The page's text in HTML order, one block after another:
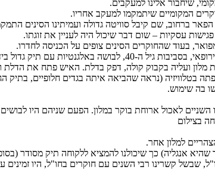
שיחבור אלינו למעקבים.
המקומיים שיתמקמו למעקב אחריו.
ברחוב, שם קיבל סוויטה גדולה ועמיתינו הסינים
עסקיות – שום דבר שיכול היה לעניין את זוגתו.
בעוד שהחוקרים הסינים צופים על הכניסה לחדרו.
בטלוויזיה (נראה שהביאה איתה בגדים חלופיים, בתיק
בה שימוש.
בצילום
למלון אחר.
אנגליה) כך שיכולנו להמציא ללקוחה תיק מסודר
שבשל קשרינו רבי השנים עם חוקרים בחו"ל, היו זמינים